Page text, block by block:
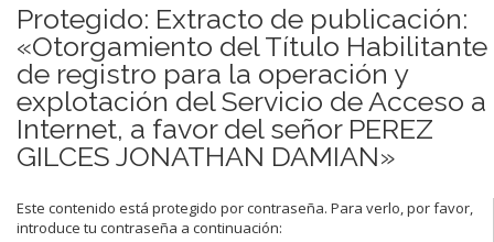
Protegido: Extracto de publicación:
«Otorgamiento del Título Habilitante
de registro para la operación y
explotación del Servicio de Acceso a
Internet, a favor del señor PEREZ
GILCES JONATHAN DAMIAN»
Este contenido está protegido por contraseña. Para verlo, por favor,
introduce tu contraseña a continuación: